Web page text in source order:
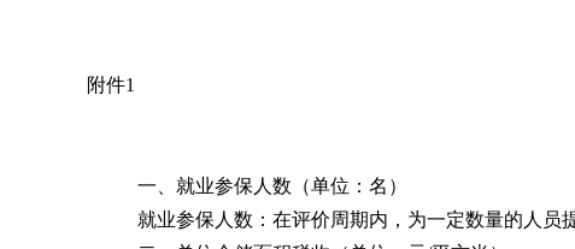
附件1
一、就业参保人数（单位：名）
就业参保人数：在评价周期内，为一定数量的人员